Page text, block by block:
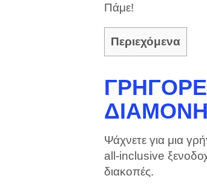
Πάμε!
Περιεχόμενα
Ψάχνετε για μια
all-inclusive
διακοπές.